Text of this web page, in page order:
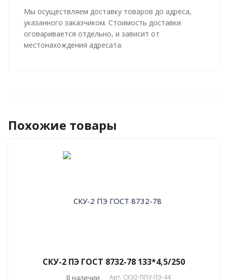
Мы осуществляем доставку товаров до адреса,
указанного заказчиком. Стоимость доставки
оговаривается отдельно, и зависит от
местонахождения адресата.
Похожие товары
СКУ-2 ПЭ ГОСТ 8732-78 133*4,5/250
В наличии Арт. СКУ2-ППУ-ПЭ-44